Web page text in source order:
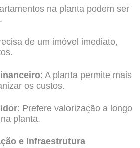
na planta podem ser
de um imóvel imediato,
: A planta permite mais
os custos.
: Prefere valorização a longo
planta.
e Infraestrutura